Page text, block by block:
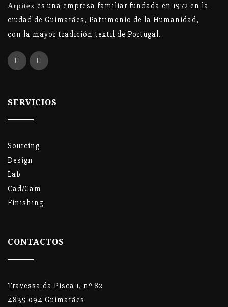
Arpitex es una empresa familiar fundada en 1972 en la
ciudad de Guimarães, Patrimonio de la Humanidad,
con la mayor tradición textil de Portugal.
SERVICIOS
Sourcing
Design
Lab
Cad/Cam
Finishing
CONTACTOS
Travessa da Pisca 1, nº 82
4835-094 Guimarães